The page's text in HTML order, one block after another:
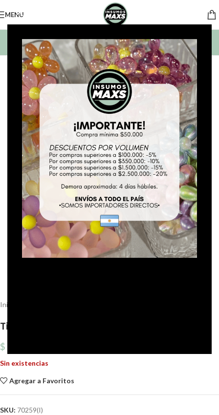
MENU
BUSCAR PRODUCTOS
*
Inicio
Tirador de Ceramica 70259
$
Sin existencias
Agregar a Favoritos
SKU: 70259(I)